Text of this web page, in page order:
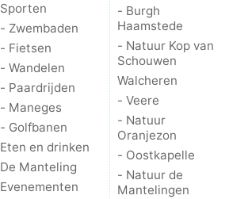
Sporten
- Zwembaden
- Fietsen
- Wandelen
- Paardrijden
- Maneges
- Golfbanen
Eten en drinken
De Manteling
Evenementen
- Burgh
Haamstede
- Natuur Kop van
Schouwen
Walcheren
- Veere
- Natuur
Oranjezon
- Oostkapelle
- Natuur de
Mantelingen